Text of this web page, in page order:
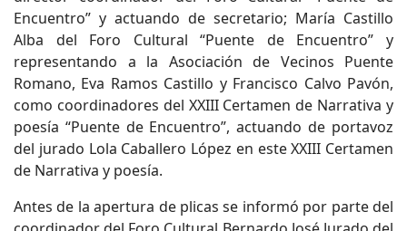
Encuentro” y actuando de secretario; María Castillo
Alba del Foro Cultural “Puente de Encuentro” y
representando a la Asociación de Vecinos Puente
Romano, Eva Ramos Castillo y Francisco Calvo Pavón,
como coordinadores del XXIII Certamen de Narrativa y
poesía “Puente de Encuentro”, actuando de portavoz
del jurado Lola Caballero López en este XXIII Certamen
de Narrativa y poesía.
Antes de la apertura de plicas se informó por parte del